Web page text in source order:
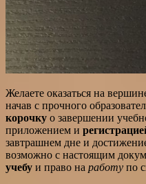
Желаете оказаться на
начав с прочного
корочку о завершении
приложением и
завтрашнем дне и
возможно с настоящим
учебу и право на работу по